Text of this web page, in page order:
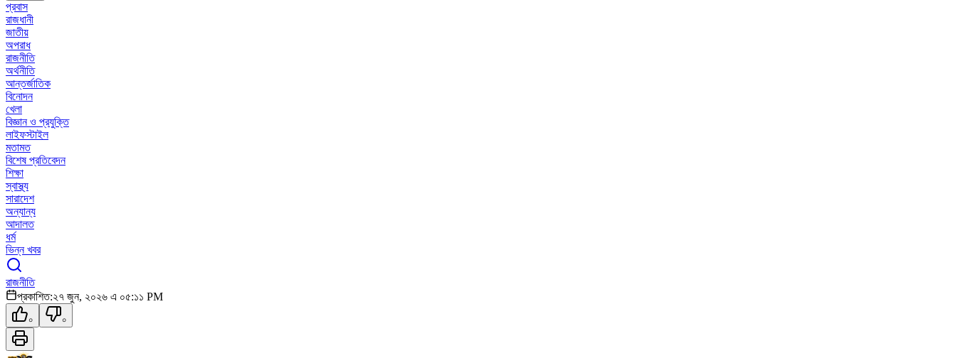
প্রবাস
রাজধানী
জাতীয়
অপরাধ
রাজনীতি
অর্থনীতি
আন্তর্জাতিক
বিনোদন
খেলা
বিজ্ঞান ও প্রযুক্তি
লাইফস্টাইল
মতামত
বিশেষ প্রতিবেদন
শিক্ষা
স্বাস্থ্য
সারাদেশ
অন্যান্য
আদালত
ধর্ম
ভিন্ন খবর
রাজনীতি
প্রকাশিত:২৭ জুন, ২০২৬ এ ০৫:১১ PM
০ ০